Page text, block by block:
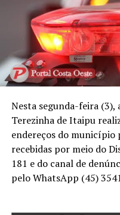
Nesta segunda-feira (3),
Terezinha de Itaipu
endereços do município
recebidas por meio do
181 e do canal de
pelo WhatsApp (45)